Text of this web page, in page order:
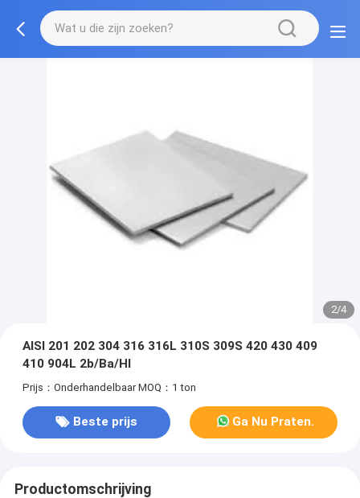
2/4
AISI 201 202 304 316 316L 310S 309S 420 430 409
410 904L 2b/Ba/Hl
Prijs：Onderhandelbaar MOQ：1 ton
Beste prijs Ga Nu Praten.
Productomschrijving